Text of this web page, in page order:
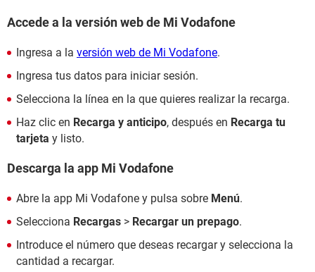
Accede a la versión web de Mi Vodafone
Ingresa a la versión web de Mi Vodafone.
Ingresa tus datos para iniciar sesión.
Selecciona la línea en la que quieres realizar la recarga.
Haz clic en Recarga y anticipo, después en Recarga tu
tarjeta y listo.
Descarga la app Mi Vodafone
Abre la app Mi Vodafone y pulsa sobre Menú.
Selecciona Recargas > Recargar un prepago.
Introduce el número que deseas recargar y selecciona la
cantidad a recargar.